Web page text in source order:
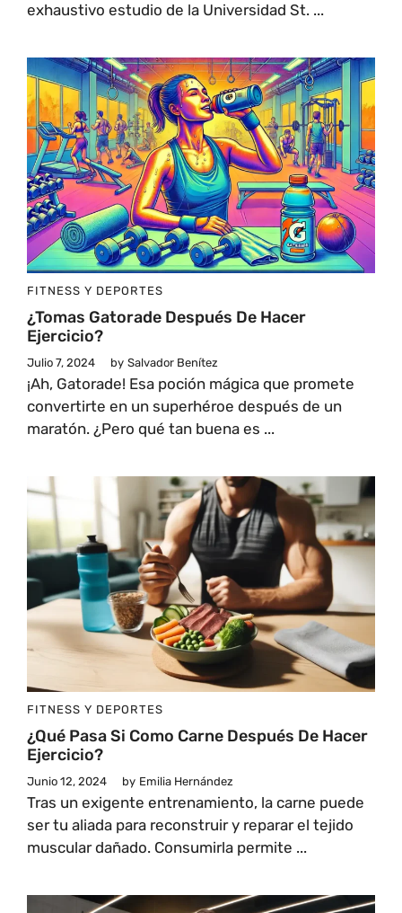
exhaustivo estudio de la Universidad St. ...
FITNESS Y DEPORTES
¿Tomas Gatorade Después De Hacer
Ejercicio?
Julio 7, 2024 by Salvador Benítez
¡Ah, Gatorade! Esa poción mágica que promete
convertirte en un superhéroe después de un
maratón. ¿Pero qué tan buena es ...
FITNESS Y DEPORTES
¿Qué Pasa Si Como Carne Después De Hacer
Ejercicio?
Junio 12, 2024 by Emilia Hernández
Tras un exigente entrenamiento, la carne puede
ser tu aliada para reconstruir y reparar el tejido
muscular dañado. Consumirla permite ...